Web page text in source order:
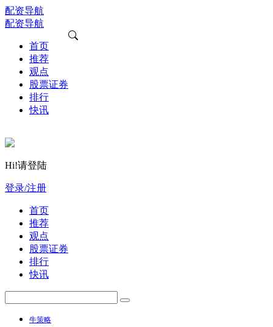
配资导航
配资导航
首页
推荐
观点
股票证券
排行
快讯
Hi!请登陆
登录/注册
首页
推荐
观点
股票证券
排行
快讯
牛策略